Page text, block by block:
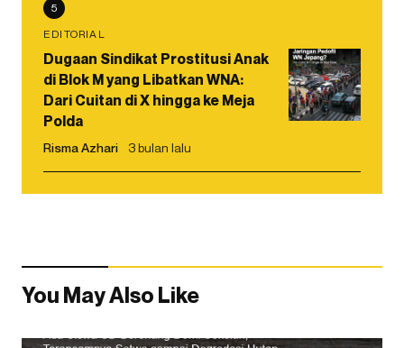
5
EDITORIAL
Dugaan Sindikat Prostitusi Anak
di Blok M yang Libatkan WNA:
Dari Cuitan di X hingga ke Meja
Polda
Risma Azhari 3 bulan lalu
You May Also Like